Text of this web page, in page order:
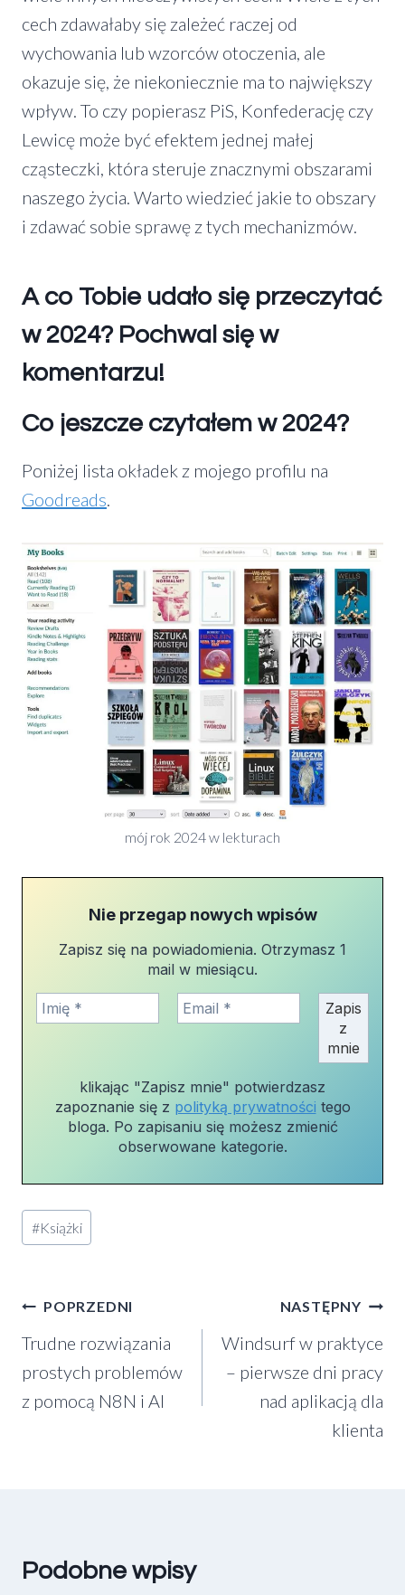
cech zdawałaby się zależeć raczej od
wychowania lub wzorców otoczenia, ale
okazuje się, że niekoniecznie ma to największy
wpływ. To czy popierasz PiS, Konfederację czy
Lewicę może być efektem jednej małej
cząsteczki, która steruje znacznymi obszarami
naszego życia. Warto wiedzieć jakie to obszary
i zdawać sobie sprawę z tych mechanizmów.
A co Tobie udało się przeczytać
w 2024? Pochwal się w
komentarzu!
Co jeszcze czytałem w 2024?
Poniżej lista okładek z mojego profilu na
Goodreads.
mój rok 2024 w lekturach
Nie przegap nowych wpisów
Zapisz się na powiadomienia. Otrzymasz 1
mail w miesiącu.
klikając "Zapisz mnie" potwierdzasz
zapoznanie się z polityką prywatności tego
bloga. Po zapisaniu się możesz zmienić
obserwowane kategorie.
Tagi
wpisu:
#Książki
Nawigacja
wpisu
POPRZEDNI
Trudne rozwiązania
prostych problemów
z pomocą N8N i AI
NASTĘPNY
Windsurf w praktyce
– pierwsze dni pracy
nad aplikacją dla
klienta
Podobne wpisy